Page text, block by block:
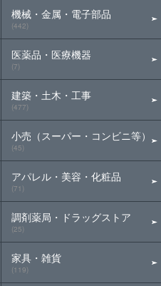
機械・金属・電子部品
(442)
医薬品・医療機器
(7)
建築・土木・工事
(477)
小売（スーパー・コンビニ等）
(45)
アパレル・美容・化粧品
(71)
調剤薬局・ドラッグストア
(25)
家具・雑貨
(119)